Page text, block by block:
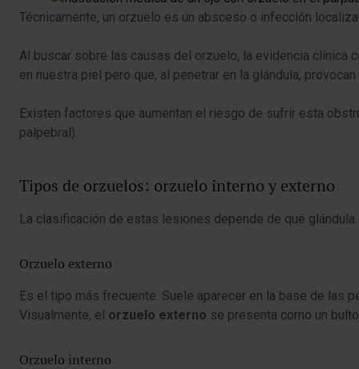
Técnicamente, un orzuelo es un absceso o infección
Al buscar sobre las causas del orzuelo, la evidencia clínica
en nuestra piel pero que, al penetrar en la glándula,
Existen factores que aumentan el riesgo de sufrir esta
palpebral).
Tipos de orzuelos: orzuelo interno y externo
La clasificación de estas lesiones depende de qué
Orzuelo externo
Es el tipo más frecuente. Suele aparecer en la base de las
Visualmente, el orzuelo externo se presenta como un
Orzuelo interno